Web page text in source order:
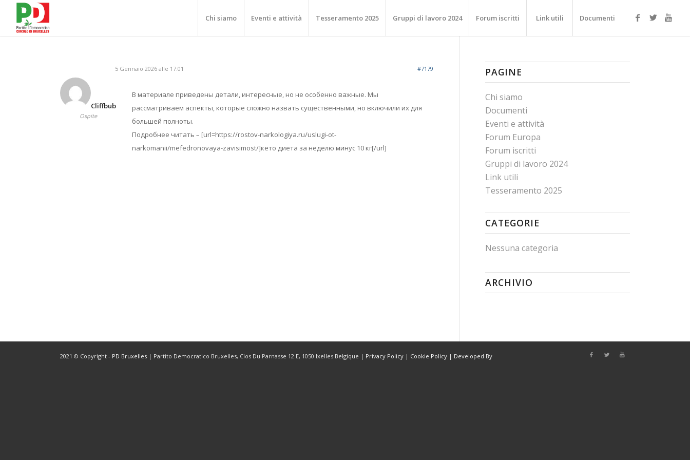
Chi siamo Eventi e attività Tesseramento 2025 Gruppi di lavoro 2024 Forum iscritti Link utili Documenti
5 Gennaio 2026 alle 17:01 #7179
Cliffbub
Ospite
В материале приведены детали, интересные, но не особенно важные. Мы
рассматриваем аспекты, которые сложно назвать существенными, но включили их для
большей полноты.
Подробнее читать – [url=https://rostov-narkologiya.ru/uslugi-ot-
narkomanii/mefedronovaya-zavisimost/]кето диета за неделю минус 10 кг[/url]
PAGINE
Chi siamo
Documenti
Eventi e attività
Forum Europa
Forum iscritti
Gruppi di lavoro 2024
Link utili
Tesseramento 2025
CATEGORIE
Nessuna categoria
ARCHIVIO
2021 © Copyright - PD Bruxelles | Partito Democratico Bruxelles, Clos Du Parnasse 12 E, 1050 Ixelles Belgique | Privacy Policy | Cookie Policy | Developed By